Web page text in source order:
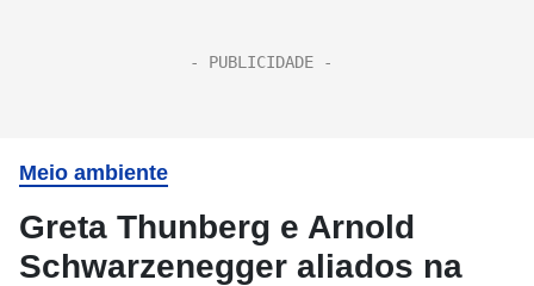
Meio ambiente
Greta Thunberg e Arnold
Schwarzenegger aliados na